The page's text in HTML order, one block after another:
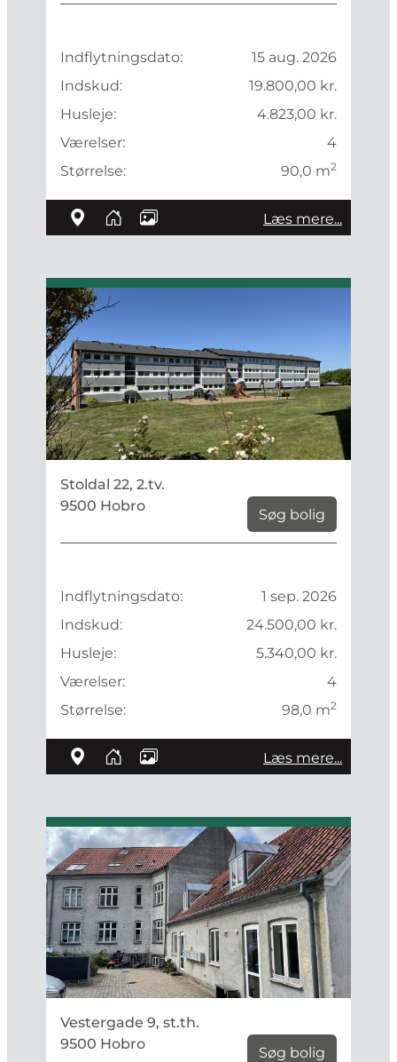
Indflytningsdato:
15 aug. 2026
Indskud:
19.800,00 kr.
Husleje:
4.823,00 kr.
Værelser:
4
Størrelse:
90,0 m2
Læs mere...
Stoldal 22, 2.tv.
9500 Hobro
Søg bolig
Indflytningsdato:
1 sep. 2026
Indskud:
24.500,00 kr.
Husleje:
5.340,00 kr.
Værelser:
4
Størrelse:
98,0 m2
Læs mere...
Vestergade 9, st.th.
9500 Hobro
Søg bolig